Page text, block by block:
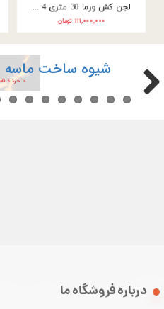
لجن کش ورما 18 متری 4 اینچ سه فاز (4 اسب) WQ60-9-3
۵۲,۰۰۰,۰۰۰ تومان
شیوه ساخت ماسه
۱۰ خرداد ۰۵
درباره فروشگاه ما